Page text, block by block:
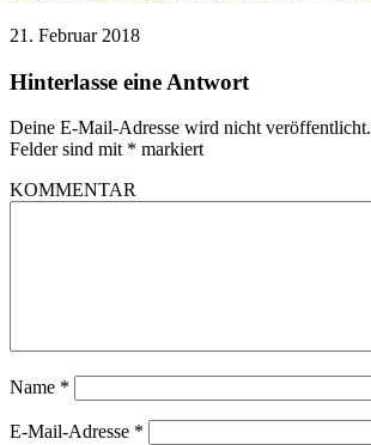
21. Februar 2018
Hinterlasse eine Antwort
Deine E-Mail-Adresse wird nicht veröffentlicht.
Felder sind mit * markiert
KOMMENTAR
Name *
E-Mail-Adresse *